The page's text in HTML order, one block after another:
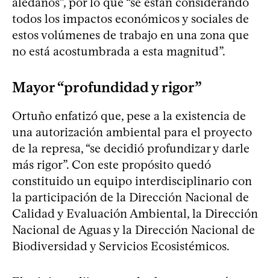
todos los impactos económicos y sociales de
estos volúmenes de trabajo en una zona que
no está acostumbrada a esta magnitud”.
Mayor “profundidad y rigor”
Ortuño enfatizó que, pese a la existencia de
una autorización ambiental para el proyecto
de la represa, “se decidió profundizar y darle
más rigor”. Con este propósito quedó
constituido un equipo interdisciplinario con
la participación de la Dirección Nacional de
Calidad y Evaluación Ambiental, la Dirección
Nacional de Aguas y la Dirección Nacional de
Biodiversidad y Servicios Ecosistémicos.